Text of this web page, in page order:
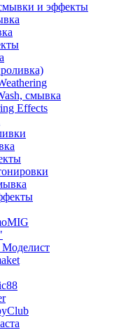
и эффекты
смывка
Effects